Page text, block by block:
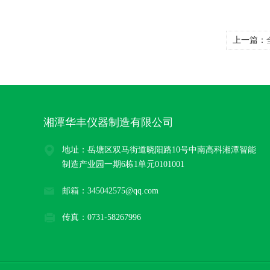
上一篇：
湘潭华丰仪器制造有限公司
地址：岳塘区双马街道晓阳路10号中南高科湘潭智能
制造产业园一期6栋1单元0101001
邮箱：345042575@qq.com
传真：0731-58267996